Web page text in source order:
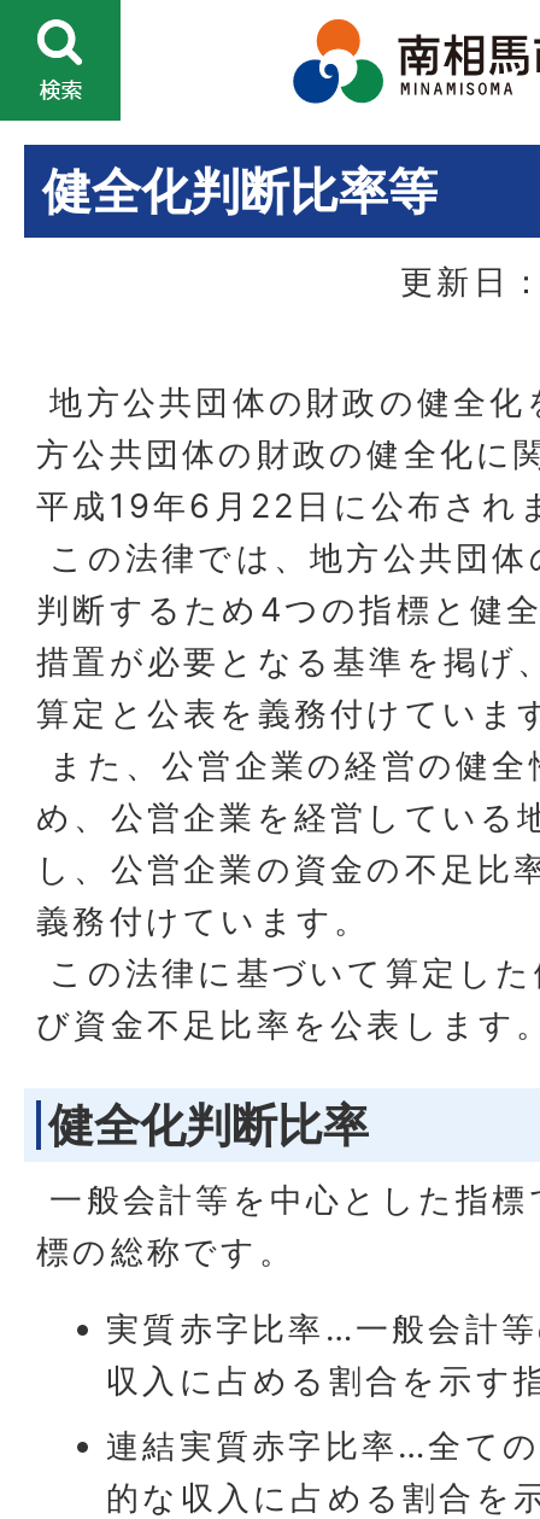
健全化判断比率等
更新日
地方公共団体の財政の健全
方公共団体の財政の健全化に
平成19年6月22日に公布され
この法律では、地方公共団
判断するため4つの指標と健
措置が必要となる基準を掲げ
算定と公表を義務付けていま
また、公営企業の経営の健
め、公営企業を経営している
し、公営企業の資金の不足比
義務付けています。
この法律に基づいて算定し
び資金不足比率を公表します
健全化判断比率
一般会計等を中心とした指
標の総称です。
実質赤字比率…一般会計
収入に占める割合を示す
連結実質赤字比率…全て
的な収入に占める割合を